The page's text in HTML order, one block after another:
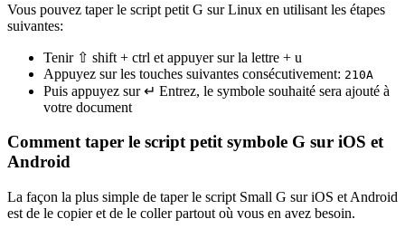
Vous pouvez taper le script petit G sur Linux en utilisant les étapes
suivantes:
Tenir ⇧ shift + ctrl et appuyer sur la lettre + u
Appuyez sur les touches suivantes consécutivement: 21 0A
Puis appuyez sur ↵ Entrez, le symbole souhaité sera ajouté à
votre document
Comment taper le script petit symbole G sur iOS et
Android
La façon la plus simple de taper le script Small G sur iOS et Android
est de le copier et de le coller partout où vous en avez besoin.